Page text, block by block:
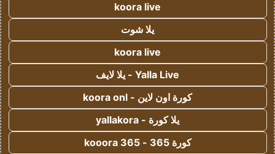
koora live
يلا شوت
koora live
Yalla Live - يلا لايف
كورة اون لاين - koora onl
يلا كورة - yallakora
كورة 365 - kooora 365